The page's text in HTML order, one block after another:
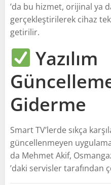
’da bu hizmet, orijinal ya
gerçekleştirilerek cihaz
getirilir.
Yazılım
Giderme
Smart TV’lerde sıkça
güncellenmeyen
da Mehmet Akif,
’daki servisler tarafından